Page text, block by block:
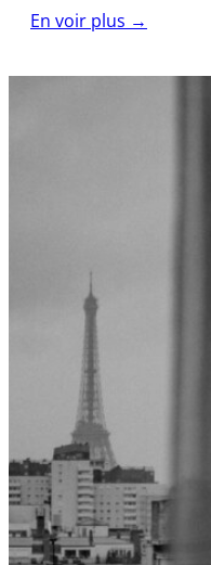
En voir plus →